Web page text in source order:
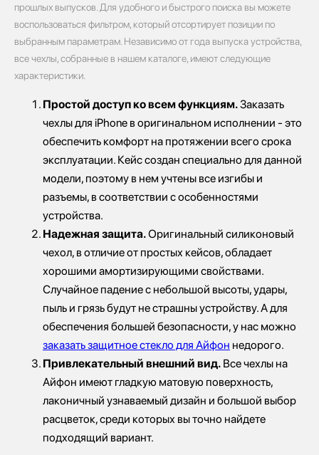
прошлых выпусков. Для удобного и быстрого поиска вы можете
воспользоваться фильтром, который отсортирует позиции по
выбранным параметрам. Независимо от года выпуска устройства,
все чехлы, собранные в нашем каталоге, имеют следующие
характеристики.
Простой доступ ко всем функциям.Заказать
чехлы для iPhone в оригинальном исполнении - это
обеспечить комфорт на протяжении всего срока
эксплуатации. Кейс создан специально для данной
модели, поэтому в нем учтены все изгибы и
разъемы, в соответствии с особенностями
устройства.
Надежная защита.Оригинальный силиконовый
чехол, в отличие от простых кейсов, обладает
хорошими амортизирующими свойствами.
Случайное падение с небольшой высоты, удары,
пыль и грязь будут не страшны устройству. А для
обеспечения большей безопасности, у нас можно
заказать защитное стекло для Айфон недорого.
Привлекательный внешний вид. Все чехлы на
Айфон имеют гладкую матовую поверхность,
лаконичный узнаваемый дизайн и большой выбор
расцветок, среди которых вы точно найдете
подходящий вариант.